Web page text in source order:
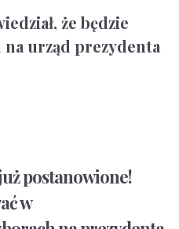
że będzie
urząd prezydenta
postanowione!
w